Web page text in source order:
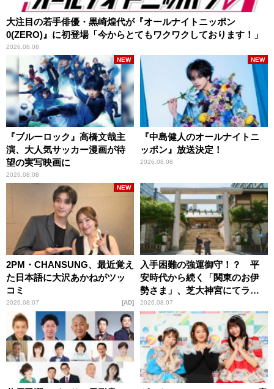
大注目の若手俳優・黒崎煌代が『オールナイトニッポン
0(ZERO)』に初登場「今からとてもワクワクしております！」
2026.08.08
『ブルーロック』高橋文哉主
演、大人気サッカー漫画が待
望の実写映画に
2026.08.08
NEW
『中島健人のオールナイトニ
ッポン』放送決定！
2026.08.08
NEW
2PM・CHANSUNG、最近覚え
た日本語に大沢あかねがツッ
コミ
2026.08.07
NEW
AD
入手困難の強運御守！？ 平
安時代から続く「関東のお伊
勢さま」、芝大神宮にてラン
パンプスが合格祈願！
2026.08.07